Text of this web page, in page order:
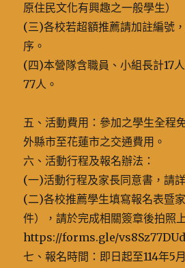
原住民文化有興趣之一般學生）
(三)各校若超額推薦請加註編號
序。
(四)本營隊含職員、小組長計17
77人。
五、活動費用：參加之學生全程
外縣市至花蓮市之交通費用。
六、活動行程及報名辦法：
(一)活動行程及家長同意書，請
(二)各校推薦學生填寫報名表暨
件），請於完成相關簽章後拍照
https://forms.gle/
七、報名時間：即日起至114年5